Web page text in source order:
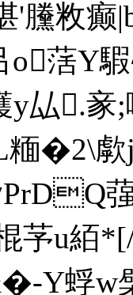
敉癫
o萿Y
厸.豙
糆�2\
芧u絔
Y